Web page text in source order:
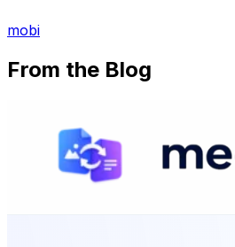
mobi
From the Blog